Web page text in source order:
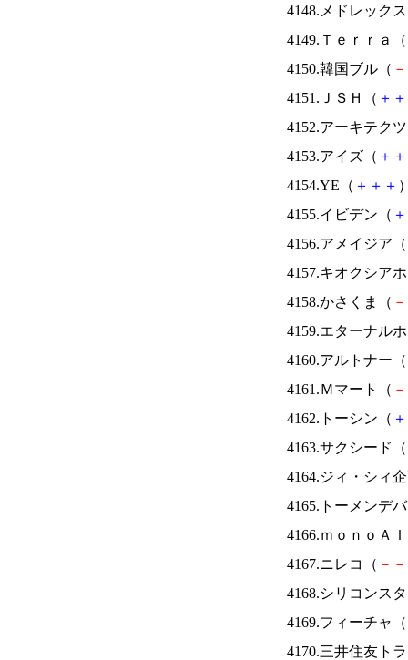
4148.メドレック
4149.Ｔｅｒｒａ（
4150.韓国ブル（ －
4151.ＪＳＨ（ ＋ ＋
4152.アーキテク
4153.アイズ（ ＋ ＋
4154.YE（ ＋ ＋ ＋
4155.イビデン（ ＋
4156.アメイジア（
4157.キオクシア
4158.かさくま（ －
4159.エターナル
4160.アルトナー（
4161.Ｍマート（ －
4162.トーシン（ ＋
4163.サクシード（
4164.ジィ・シィ
4165.トーメンデ
4166.ｍｏｎｏＡ
4167.ニレコ（ － －
4168.シリコンス
4169.フィーチャ（
4170.三井住友ト